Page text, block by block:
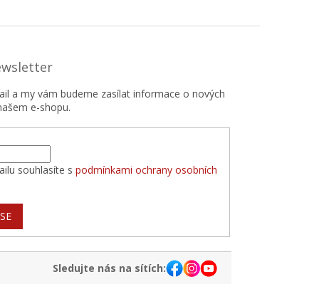
a my vám budeme zasílat informace o nových
e-shopu.
souhlasíte spodmínkami ochrany osobních
Sledujte nás na sítích: